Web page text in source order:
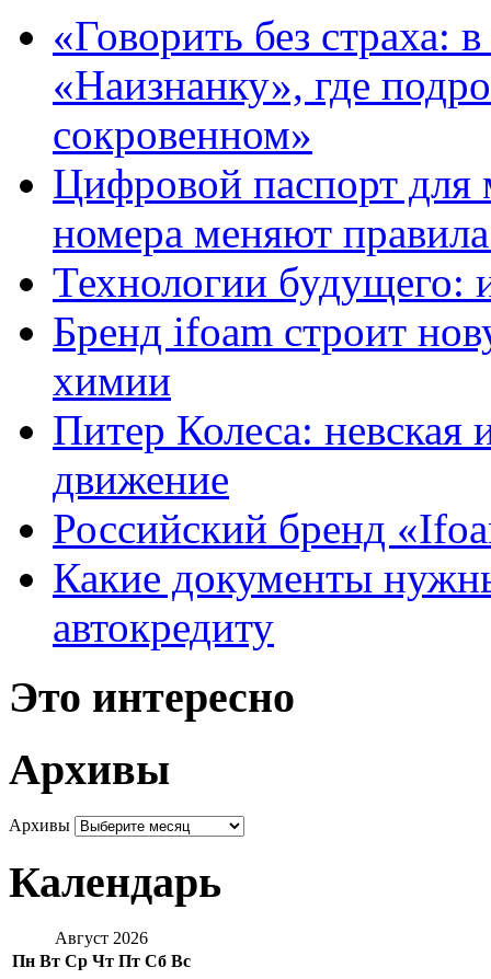
«Говорить без страха:
«Наизнанку», где
сокровенном»
Цифровой паспорт для
номера меняют
Технологии будущего:
Бренд ifoam строит
химии
Питер Колеса: невская
движение
Российский бренд
Какие документы
автокредиту
Это интересно
Архивы
Архивы
Календарь
Август 2026
Пн Вт Ср Чт Пт Сб Вс